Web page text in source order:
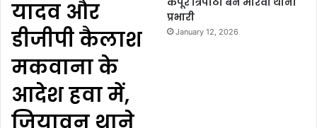
यादव और
डीजीपी कैलाश
मकवाना के
आदेश हवा में,
प्रभारी
January 12, 2026